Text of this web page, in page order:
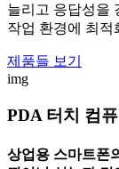
늘리고 응답성을
작업 환경에 최적
제품들 보기
img
PDA 터치 컴퓨
상업용 스마트폰